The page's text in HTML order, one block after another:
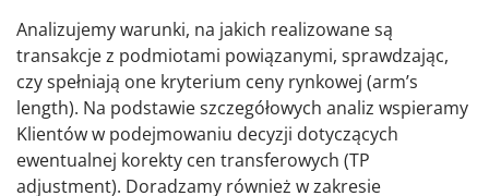
Analizujemy warunki, na jakich realizowane są
transakcje z podmiotami powiązanymi, sprawdzając,
czy spełniają one kryterium ceny rynkowej (arm’s
length). Na podstawie szczegółowych analiz wspieramy
Klientów w podejmowaniu decyzji dotyczących
ewentualnej korekty cen transferowych (TP
adjustment). Doradzamy również w zakresie